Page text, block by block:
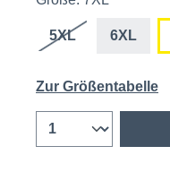
5XL 6XL
Zur Größentabelle